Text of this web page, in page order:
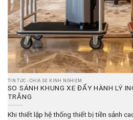
TIN TỨC - CHIA SẺ KINH NGHIỆM
SO SÁNH KHUNG XE ĐẨY HÀNH LÝ
TRẮNG
Khi thiết lập hệ thống thiết bị tiền sảnh